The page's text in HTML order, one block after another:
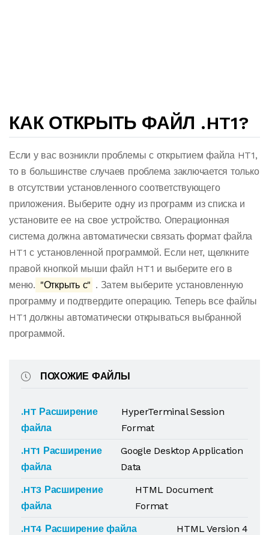
КАК ОТКРЫТЬ ФАЙЛ .HT1?
Если у вас возникли проблемы с открытием файла HT1,
то в большинстве случаев проблема заключается только
в отсутствии установленного соответствующего
приложения. Выберите одну из программ из списка и
установите ее на свое устройство. Операционная
система должна автоматически связать формат файла
HT1 с установленной программой. Если нет, щелкните
правой кнопкой мыши файл HT1 и выберите его в
меню. "Открыть с" . Затем выберите установленную
программу и подтвердите операцию. Теперь все файлы
HT1 должны автоматически открываться выбранной
программой.
ПОХОЖИЕ ФАЙЛЫ
.HT Расширение
файла
HyperTerminal Session
Format
.HT1 Расширение
файла
Google Desktop Application
Data
.HT3 Расширение
файла
HTML Document
Format
.HT4 Расширение файла
HTML Version 4